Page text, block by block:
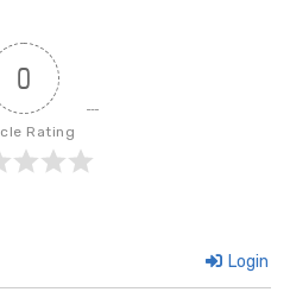
0
Rating
Login